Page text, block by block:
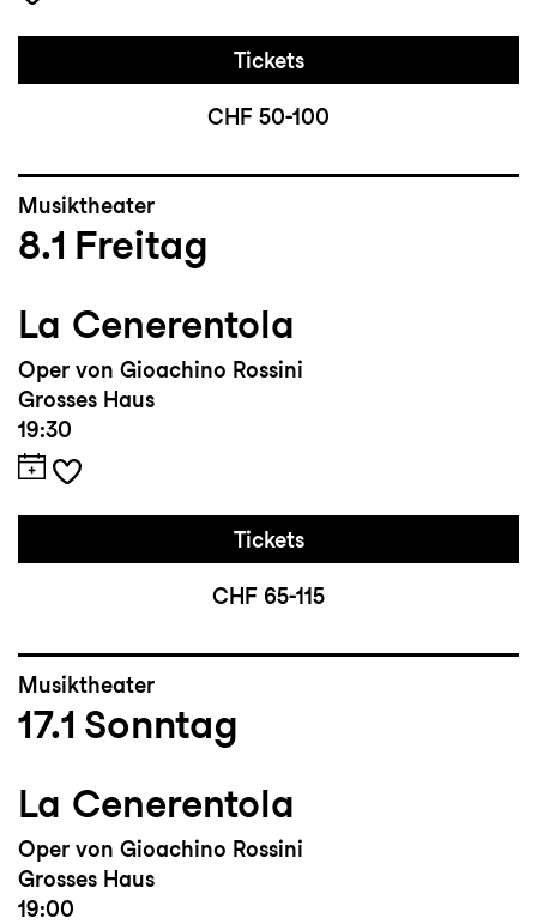
Tickets
CHF 50-100
Musiktheater
8.1 Freitag
La Cenerentola
Oper von Gioachino Rossini
Grosses Haus
19:30
Tickets
CHF 65-115
Musiktheater
17.1 Sonntag
La Cenerentola
Oper von Gioachino Rossini
Grosses Haus
19:00